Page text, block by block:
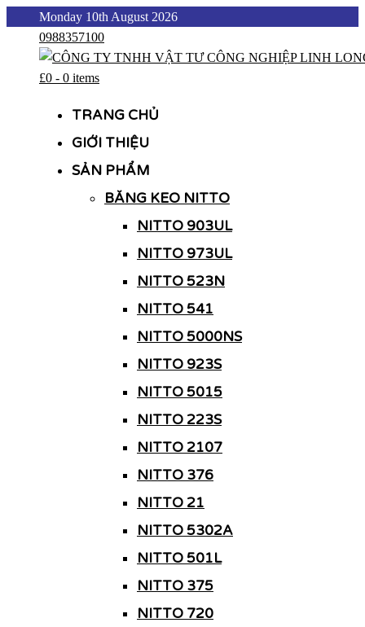
content
Monday 10th August 2026
0988357100
£0 - 0 items
TRANG CHỦ
GIỚI THIỆU
SẢN PHẨM
BĂNG KEO NITTO
NITTO 903UL
NITTO 973UL
NITTO 523N
NITTO 541
NITTO 5000NS
NITTO 923S
NITTO 5015
NITTO 223S
NITTO 2107
NITTO 376
NITTO 21
NITTO 5302A
NITTO 501L
NITTO 375
NITTO 720